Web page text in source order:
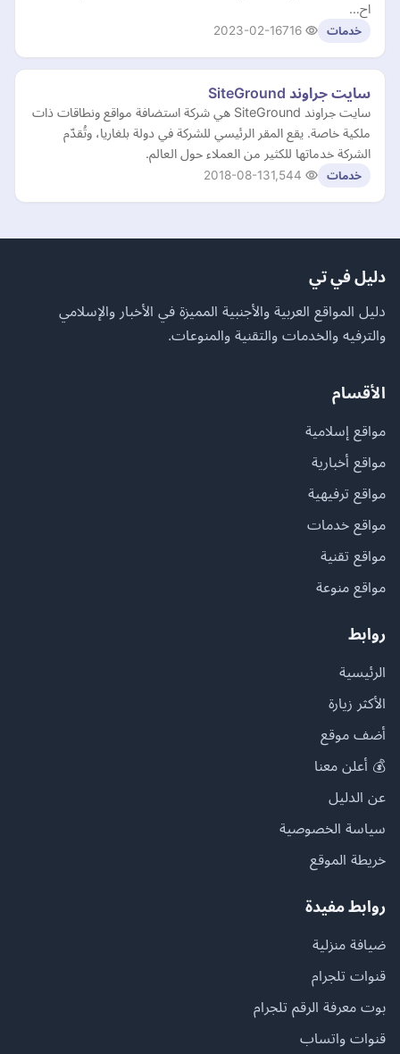
اح…
خدمات 2023-02-16
سايت جراوند SiteGround
سايت جراوند SiteGround هي شركة استضافة مواقع ونطاقات ذات
ملكية خاصة. يقع المقر الرئيسي للشركة في دولة بلغاريا، وتُقدّم
الشركة خدماتها للكثير من العملاء حول العالم.
خدمات 2018-08-13
دليل في تي
دليل المواقع العربية والأجنبية المميزة في الأخبار والإسلامي
والترفيه والخدمات والتقنية والمنوعات.
الأقسام
مواقع إسلامية
مواقع أخبارية
مواقع ترفيهية
مواقع خدمات
مواقع تقنية
مواقع منوعة
روابط
الرئيسية
الأكثر زيارة
أضف موقع
💰 أعلن معنا
عن الدليل
سياسة الخصوصية
خريطة الموقع
روابط مفيدة
ضيافة منزلية
قنوات تلجرام
بوت معرفة الرقم تلجرام
قنوات واتساب